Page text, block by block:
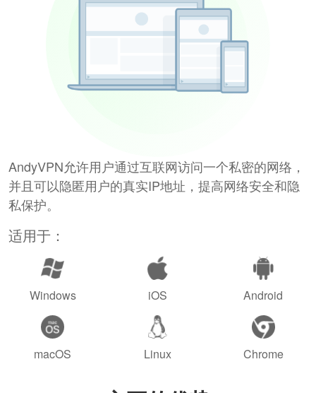
AndyVPN允许用户通过互联网访问一个私密的网络，
并且可以隐匿用户的真实IP地址，提高网络安全和隐
私保护。
适用于：
Windows iOS Android
macOS Linux Chrome